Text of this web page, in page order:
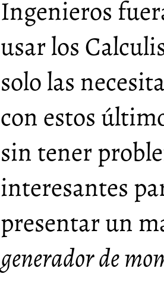
Ingenieros
usar los
solo las
con estos
sin tener
interesantes
presentar un
generador de